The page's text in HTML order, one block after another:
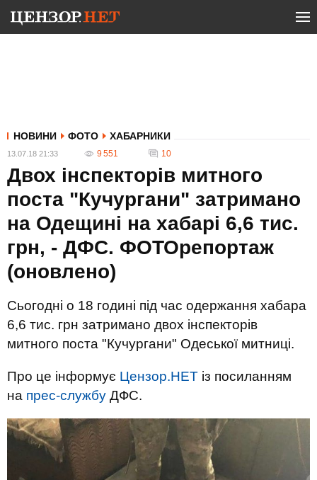
НОВИНИ ФОТО ХАБАРНИКИ
13.07.18 21:33 9 551 10
Двох інспекторів митного
поста "Кучургани" затримано
на Одещині на хабарі 6,6 тис.
грн, - ДФС. ФОТОрепортаж
(оновлено)
Сьогодні о 18 годині під час одержання хабара
6,6 тис. грн затримано двох інспекторів
митного поста "Кучургани" Одеської митниці.
Про це інформує Цензор.НЕТ із посиланням
на прес-службу ДФС.